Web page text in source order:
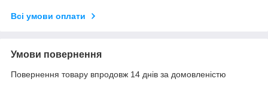
Всі умови оплати
Умови повернення
Повернення товару впродовж 14 днів за домовленістю